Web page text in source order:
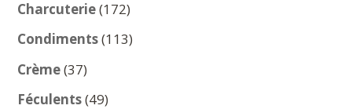
Charcuterie 172172
produits
Condiments 113113
Crème 3737
produits
Féculents 4949